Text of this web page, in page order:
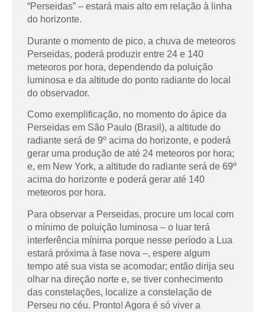
“Perseidas” – estará mais alto em relação à linha
do horizonte.
Durante o momento de pico, a chuva de meteoros
Perseidas, poderá produzir entre 24 e 140
meteoros por hora, dependendo da poluição
luminosa e da altitude do ponto radiante do local
do observador.
Como exemplificação, no momento do ápice da
Perseidas em São Paulo (Brasil), a altitude do
radiante será de 9º acima do horizonte, e poderá
gerar uma produção de até 24 meteoros por hora;
e, em New York, a altitude do radiante será de 69º
acima do horizonte e poderá gerar até 140
meteoros por hora.
Para observar a Perseidas, procure um local com
o mínimo de poluição luminosa – o luar terá
interferência mínima porque nesse período a Lua
estará próxima à fase nova –, espere algum
tempo até sua vista se acomodar; então dirija seu
olhar na direção norte e, se tiver conhecimento
das constelações, localize a constelação de
Perseu no céu. Pronto! Agora é só viver a